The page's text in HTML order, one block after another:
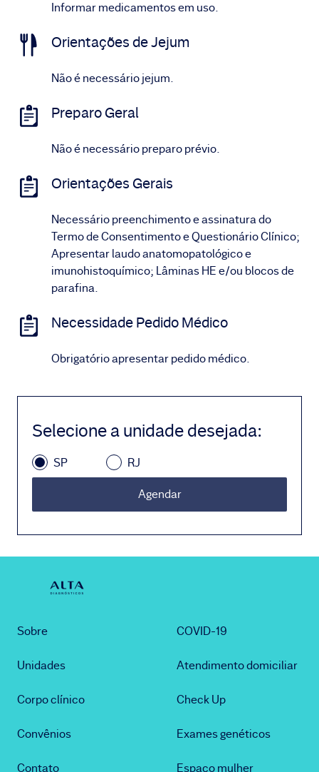
Informar medicamentos em uso.
Orientações de Jejum
Não é necessário jejum.
Preparo Geral
Não é necessário preparo prévio.
Orientações Gerais
Necessário preenchimento e assinatura do
Termo de Consentimento e Questionário Clínico;
Apresentar laudo anatomopatológico e
imunohistoquímico; Lâminas HE e/ou blocos de
parafina.
Necessidade Pedido Médico
Obrigatório apresentar pedido médico.
Selecione a unidade desejada:
SP RJ
Agendar
Sobre
Unidades
Corpo clínico
Convênios
Contato
COVID-19
Atendimento domiciliar
Check Up
Exames genéticos
Espaço mulher